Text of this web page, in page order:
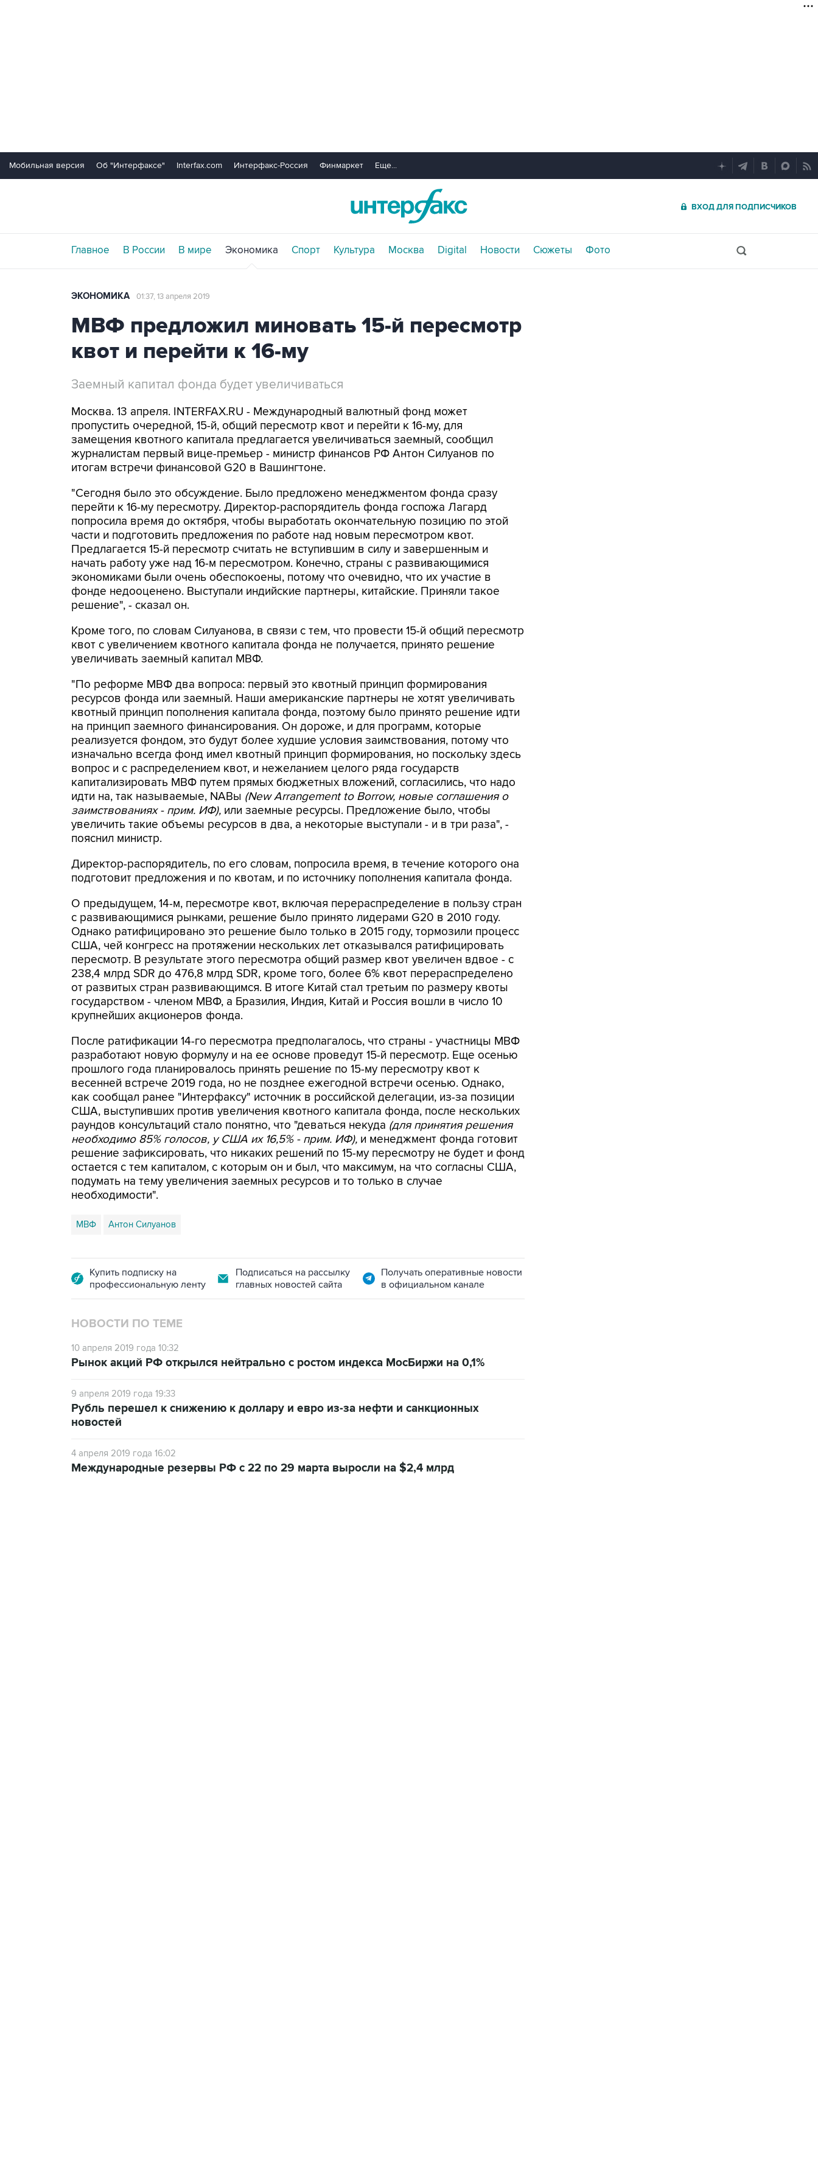
Мобильная версия Об "Интерфаксе" Interfax.com Интерфакс-Россия Финмаркет Еще...
ВХОД ДЛЯ ПОДПИСЧИКОВ
Главное В России В мире Экономика Спорт Культура Москва Digital Новости Сюжеты Фото
ЭКОНОМИКА 01:37, 13 апреля 2019
МВФ предложил миновать 15-й пересмотр
квот и перейти к 16-му
Заемный капитал фонда будет увеличиваться
Москва. 13 апреля. INTERFAX.RU - Международный валютный фонд может
пропустить очередной, 15-й, общий пересмотр квот и перейти к 16-му, для
замещения квотного капитала предлагается увеличиваться заемный, сообщил
журналистам первый вице-премьер - министр финансов РФ Антон Силуанов по
итогам встречи финансовой G20 в Вашингтоне.
"Сегодня было это обсуждение. Было предложено менеджментом фонда сразу
перейти к 16-му пересмотру. Директор-распорядитель фонда госпожа Лагард
попросила время до октября, чтобы выработать окончательную позицию по этой
части и подготовить предложения по работе над новым пересмотром квот.
Предлагается 15-й пересмотр считать не вступившим в силу и завершенным и
начать работу уже над 16-м пересмотром. Конечно, страны с развивающимися
экономиками были очень обеспокоены, потому что очевидно, что их участие в
фонде недооценено. Выступали индийские партнеры, китайские. Приняли такое
решение", - сказал он.
Кроме того, по словам Силуанова, в связи с тем, что провести 15-й общий пересмотр
квот с увеличением квотного капитала фонда не получается, принято решение
увеличивать заемный капитал МВФ.
"По реформе МВФ два вопроса: первый это квотный принцип формирования
ресурсов фонда или заемный. Наши американские партнеры не хотят увеличивать
квотный принцип пополнения капитала фонда, поэтому было принято решение идти
на принцип заемного финансирования. Он дороже, и для программ, которые
реализуется фондом, это будут более худшие условия заимствования, потому что
изначально всегда фонд имел квотный принцип формирования, но поскольку здесь
вопрос и с распределением квот, и нежеланием целого ряда государств
капитализировать МВФ путем прямых бюджетных вложений, согласились, что надо
идти на, так называемые, NABы (New Arrangement to Borrow, новые соглашения о
заимствованиях - прим. ИФ), или заемные ресурсы. Предложение было, чтобы
увеличить такие объемы ресурсов в два, а некоторые выступали - и в три раза", -
пояснил министр.
Директор-распорядитель, по его словам, попросила время, в течение которого она
подготовит предложения и по квотам, и по источнику пополнения капитала фонда.
О предыдущем, 14-м, пересмотре квот, включая перераспределение в пользу стран
с развивающимися рынками, решение было принято лидерами G20 в 2010 году.
Однако ратифицировано это решение было только в 2015 году, тормозили процесс
США, чей конгресс на протяжении нескольких лет отказывался ратифицировать
пересмотр. В результате этого пересмотра общий размер квот увеличен вдвое - с
238,4 млрд SDR до 476,8 млрд SDR, кроме того, более 6% квот перераспределено
от развитых стран развивающимся. В итоге Китай стал третьим по размеру квоты
государством - членом МВФ, а Бразилия, Индия, Китай и Россия вошли в число 10
крупнейших акционеров фонда.
После ратификации 14-го пересмотра предполагалось, что страны - участницы МВФ
разработают новую формулу и на ее основе проведут 15-й пересмотр. Еще осенью
прошлого года планировалось принять решение по 15-му пересмотру квот к
весенней встрече 2019 года, но не позднее ежегодной встречи осенью. Однако,
как сообщал ранее "Интерфаксу" источник в российской делегации, из-за позиции
США, выступивших против увеличения квотного капитала фонда, после нескольких
раундов консультаций стало понятно, что "деваться некуда (для принятия решения
необходимо 85% голосов, у США их 16,5% - прим. ИФ), и менеджмент фонда готовит
решение зафиксировать, что никаких решений по 15-му пересмотру не будет и фонд
остается с тем капиталом, с которым он и был, что максимум, на что согласны США,
подумать на тему увеличения заемных ресурсов и то только в случае
необходимости".
МВФ Антон Силуанов
Купить подписку на
профессиональную ленту
Подписаться на рассылку
главных новостей сайта
Получать оперативные новости
в официальном канале
НОВОСТИ ПО ТЕМЕ
10 апреля 2019 года 10:32
Рынок акций РФ открылся нейтрально с ростом индекса МосБиржи на 0,1%
9 апреля 2019 года 19:33
Рубль перешел к снижению к доллару и евро из-за нефти и санкционных
новостей
4 апреля 2019 года 16:02
Международные резервы РФ с 22 по 29 марта выросли на $2,4 млрд